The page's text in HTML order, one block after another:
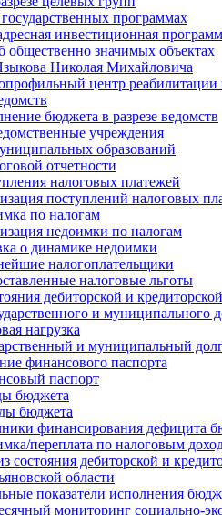
программах
инвестиционная
общественно значимых объектах
Николая Михайловича
центр реабилитации
бюджета в разрезе ведомств
учреждения
образований
отчетности
налоговых платежей
поступлений налоговых
по налогам
недоимки по налогам
о динамике недоимки
налогоплательщики
налоговые льготы
дебиторской и
и муниципального
нагрузка
и муниципальный
финансового паспорта
паспорт
бюджета
бюджета
финансирования дефицита
переплата по налоговым
состояния дебиторской и
области
показатели исполнения
мониторинг социально-